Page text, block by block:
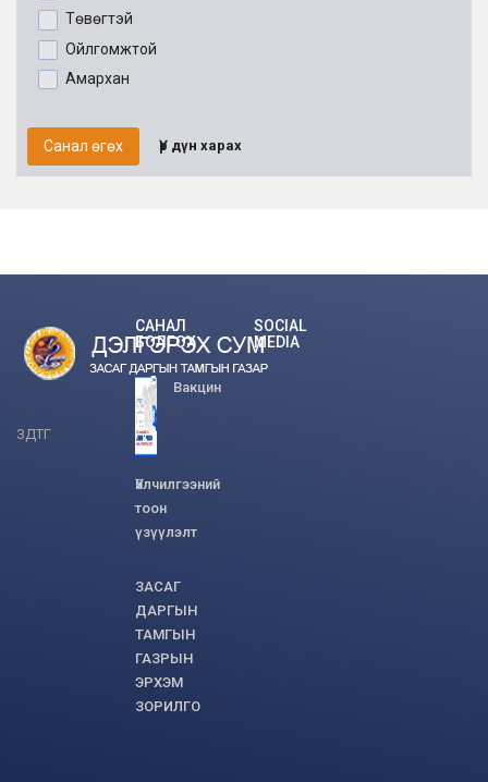
Төвөгтэй
Ойлгомжтой
Амархан
Санал өгөх Үр дүн харах
ЗДТГ
САНАЛ
БОЛГОХ
Вакцин
Үйлчилгээний
тоон
үзүүлэлт
ЗАСАГ
ДАРГЫН
ТАМГЫН
ГАЗРЫН
ЭРХЭМ
ЗОРИЛГО
SOCIAL
MEDIA